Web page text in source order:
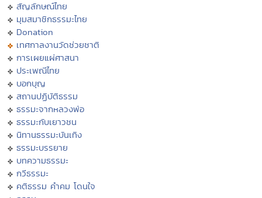
สัญลักษณ์ไทย
มุมสมาชิกธรรมะไทย
Donation
เทศกาลงานวัดช่วยชาติ
การเผยแผ่ศาสนา
ประเพณีไทย
บอกบุญ
สถานปฏิบัติธรรม
ธรรมะจากหลวงพ่อ
ธรรมะกับเยาวชน
นิทานธรรมะบันเทิง
ธรรมะบรรยาย
บทความธรรมะ
กวีธรรมะ
คติธรรม คำคม โดนใจ